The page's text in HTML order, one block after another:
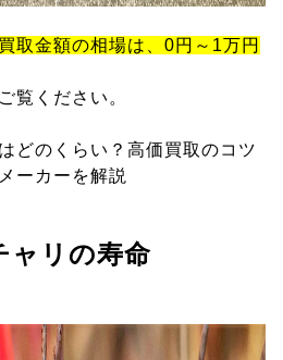
取金額の相場は、0円～1万円
覧ください。
どのくらい？高価買取のコツ
ーカーを解説
ャリの寿命